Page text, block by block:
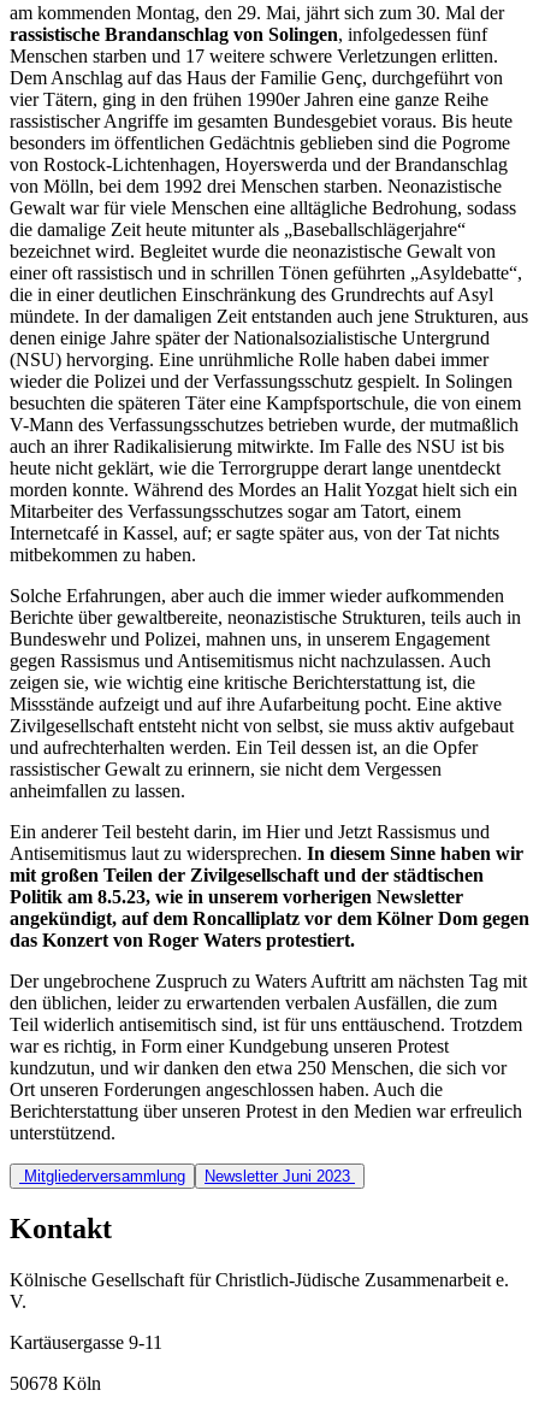
am kommenden Montag, den 29. Mai, jährt sich zum 30. Mal der
rassistische Brandanschlag von Solingen, infolgedessen fünf
Menschen starben und 17 weitere schwere Verletzungen erlitten.
Dem Anschlag auf das Haus der Familie Genç, durchgeführt von
vier Tätern, ging in den frühen 1990er Jahren eine ganze Reihe
rassistischer Angriffe im gesamten Bundesgebiet voraus. Bis heute
besonders im öffentlichen Gedächtnis geblieben sind die Pogrome
von Rostock-Lichtenhagen, Hoyerswerda und der Brandanschlag
von Mölln, bei dem 1992 drei Menschen starben. Neonazistische
Gewalt war für viele Menschen eine alltägliche Bedrohung, sodass
die damalige Zeit heute mitunter als „Baseballschlägerjahre“
bezeichnet wird. Begleitet wurde die neonazistische Gewalt von
einer oft rassistisch und in schrillen Tönen geführten „Asyldebatte“,
die in einer deutlichen Einschränkung des Grundrechts auf Asyl
mündete. In der damaligen Zeit entstanden auch jene Strukturen, aus
denen einige Jahre später der Nationalsozialistische Untergrund
(NSU) hervorging. Eine unrühmliche Rolle haben dabei immer
wieder die Polizei und der Verfassungsschutz gespielt. In Solingen
besuchten die späteren Täter eine Kampfsportschule, die von einem
V-Mann des Verfassungsschutzes betrieben wurde, der mutmaßlich
auch an ihrer Radikalisierung mitwirkte. Im Falle des NSU ist bis
heute nicht geklärt, wie die Terrorgruppe derart lange unentdeckt
morden konnte. Während des Mordes an Halit Yozgat hielt sich ein
Mitarbeiter des Verfassungsschutzes sogar am Tatort, einem
Internetcafé in Kassel, auf; er sagte später aus, von der Tat nichts
mitbekommen zu haben.
Solche Erfahrungen, aber auch die immer wieder aufkommenden
Berichte über gewaltbereite, neonazistische Strukturen, teils auch in
Bundeswehr und Polizei, mahnen uns, in unserem Engagement
gegen Rassismus und Antisemitismus nicht nachzulassen. Auch
zeigen sie, wie wichtig eine kritische Berichterstattung ist, die
Missstände aufzeigt und auf ihre Aufarbeitung pocht. Eine aktive
Zivilgesellschaft entsteht nicht von selbst, sie muss aktiv aufgebaut
und aufrechterhalten werden. Ein Teil dessen ist, an die Opfer
rassistischer Gewalt zu erinnern, sie nicht dem Vergessen
anheimfallen zu lassen.
Ein anderer Teil besteht darin, im Hier und Jetzt Rassismus und
Antisemitismus laut zu widersprechen. In diesem Sinne haben wir
mit großen Teilen der Zivilgesellschaft und der städtischen
Politik am 8.5.23, wie in unserem vorherigen Newsletter
angekündigt, auf dem Roncalliplatz vor dem Kölner Dom gegen
das Konzert von Roger Waters protestiert.
Der ungebrochene Zuspruch zu Waters Auftritt am nächsten Tag mit
den üblichen, leider zu erwartenden verbalen Ausfällen, die zum
Teil widerlich antisemitisch sind, ist für uns enttäuschend. Trotzdem
war es richtig, in Form einer Kundgebung unseren Protest
kundzutun, und wir danken den etwa 250 Menschen, die sich vor
Ort unseren Forderungen angeschlossen haben. Auch die
Berichterstattung über unseren Protest in den Medien war erfreulich
unterstützend.
Beitragsnavigation
Mitgliederversammlung Newsletter Juni 2023
Kontakt
Kölnische Gesellschaft für Christlich-Jüdische Zusammenarbeit e.
V.
Kartäusergasse 9-11
50678 Köln